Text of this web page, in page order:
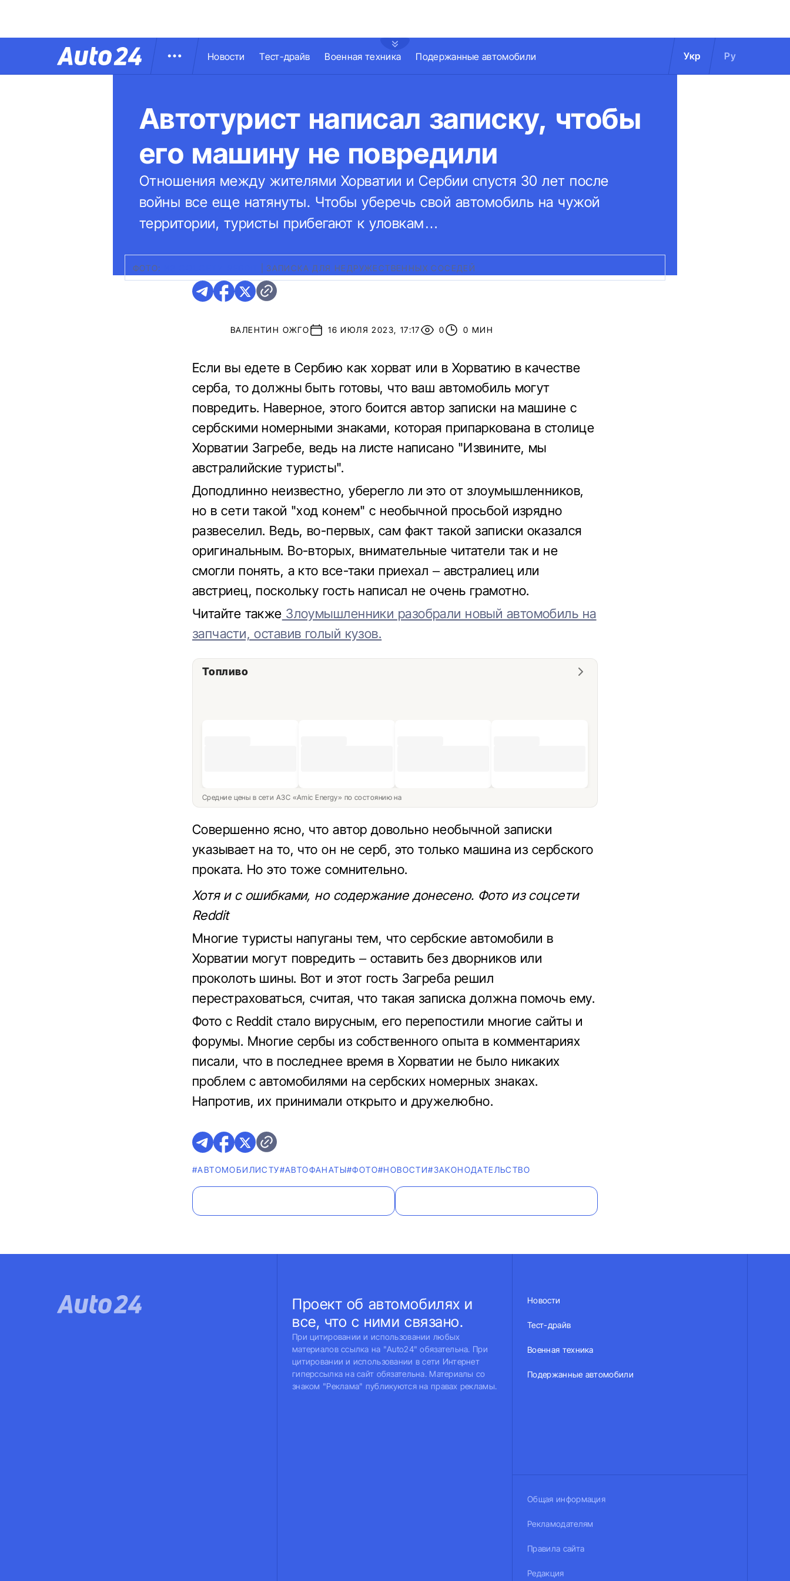
Новости Тест-драйв Военная техника Подержанные автомобили Укр Ру
Автотурист написал записку, чтобы
его машину не повредили
Отношения между жителями Хорватии и Сербии спустя 30 лет после
войны все еще натянуты. Чтобы уберечь свой автомобиль на чужой
территории, туристы прибегают к уловкам…
ФОТО: ЗАПИСКА ДЛЯ НЕДРУЖЕСТВЕННЫХ СОСЕДЕЙ
ВАЛЕНТИН ОЖГО 16 ИЮЛЯ 2023, 17:17 0 0 МИН
Если вы едете в Сербию как хорват или в Хорватию в качестве
серба, то должны быть готовы, что ваш автомобиль могут
повредить. Наверное, этого боится автор записки на машине с
сербскими номерными знаками, которая припаркована в столице
Хорватии Загребе, ведь на листе написано "Извините, мы
австралийские туристы".
Доподлинно неизвестно, уберегло ли это от злоумышленников,
но в сети такой "ход конем" с необычной просьбой изрядно
развеселил. Ведь, во-первых, сам факт такой записки оказался
оригинальным. Во-вторых, внимательные читатели так и не
смогли понять, а кто все-таки приехал – австралиец или
австриец, поскольку гость написал не очень грамотно.
Читайте также Злоумышленники разобрали новый автомобиль на
запчасти, оставив голый кузов.
Топливо
Средние цены в сети АЗС «Amic Energy» по состоянию на
Совершенно ясно, что автор довольно необычной записки
указывает на то, что он не серб, это только машина из сербского
проката. Но это тоже сомнительно.
Хотя и с ошибками, но содержание донесено. Фото из соцсети
Reddit
Многие туристы напуганы тем, что сербские автомобили в
Хорватии могут повредить – оставить без дворников или
проколоть шины. Вот и этот гость Загреба решил
перестраховаться, считая, что такая записка должна помочь ему.
Фото с Reddit стало вирусным, его перепостили многие сайты и
форумы. Многие сербы из собственного опыта в комментариях
писали, что в последнее время в Хорватии не было никаких
проблем с автомобилями на сербских номерных знаках.
Напротив, их принимали открыто и дружелюбно.
#АВТОМОБИЛИСТУ#AВТОФАНАТЫ#ФОТО#НОВОСТИ#ЗАКОНОДАТЕЛЬСТВО
Проект об автомобилях и
все, что с ними связано.
При цитировании и использовании любых
материалов ссылка на "Auto24" обязательна. При
цитировании и использовании в сети Интернет
гиперссылка на сайт обязательна. Материалы со
знаком "Реклама" публикуются на правах рекламы.
Новости
Тест-драйв
Военная техника
Подержанные автомобили
Общая информация
Рекламодателям
Правила сайта
Редакция